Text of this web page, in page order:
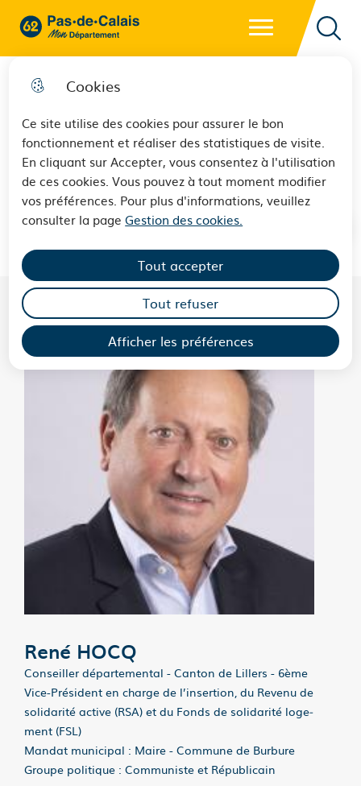
Cookies
Ce site utilise des cookies pour assurer le bon
fonctionnement et réaliser des statistiques de visite.
En cliquant sur Accepter, vous consentez à l'utilisation
de ces cookies. Vous pouvez à tout moment modifier
vos préférences. Pour plus d'informations, veuillez
consulter la pageGestion des cookies.
Afficher les préférences
Tout accepter
Tout refuser
62 - Pas-de-Calais Mon Département - Retour à l'accueil
HOCQ René
René HOCQ
Conseiller départemental - Canton de Lillers - 6ème
Vice-Président en charge de l’inser­tion, du Revenu de
solidarité active (RSA) et du Fonds de solidarité loge­
ment (FSL)
Mandat municipal : Maire - Commune de Burbure
Groupe politique : Communiste et Républicain